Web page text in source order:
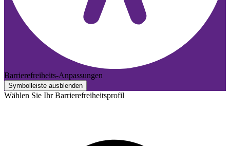
Barrierefreiheits-Anpassungen
Symbolleiste ausblenden
Wählen Sie Ihr Barrierefreiheitsprofil